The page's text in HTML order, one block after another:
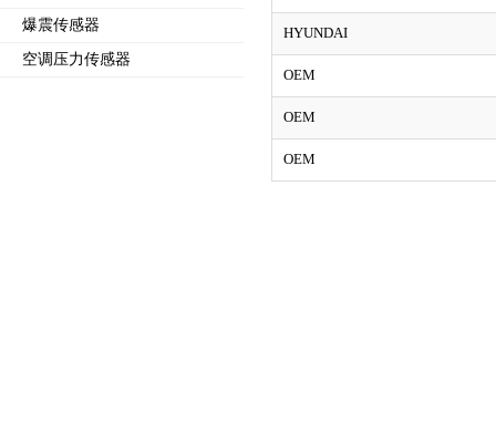
爆震传感器
空调压力传感器
HYUNDAI
OEM
OEM
OEM